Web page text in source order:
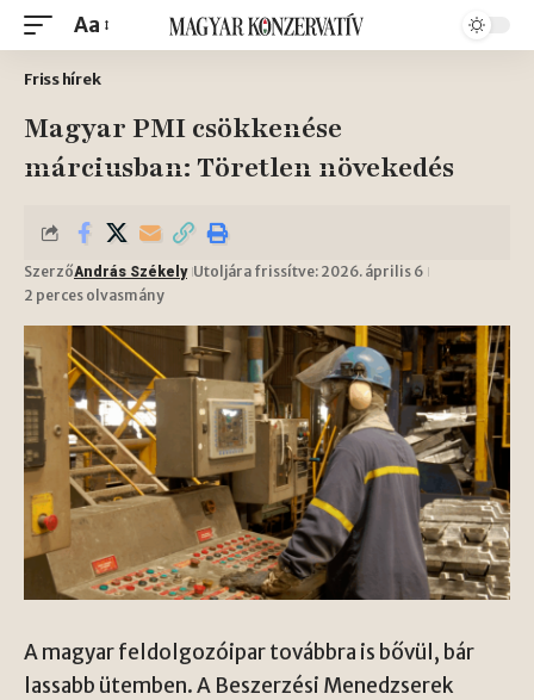
Aa
Friss hírek
Magyar PMI csökkenése
márciusban: Töretlen növekedés
SzerzőAndrás Székely Utoljára frissítve: 2026. április 6
2 perces olvasmány
A magyar feldolgozóipar továbbra is bővül, bár
lassabb ütemben. A Beszerzési Menedzserek